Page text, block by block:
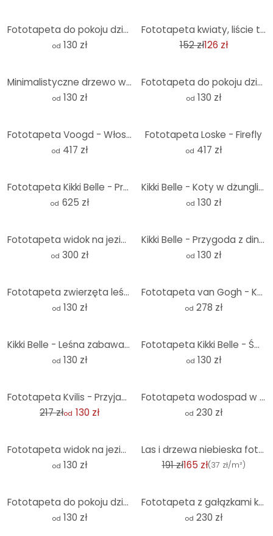
Fototapeta do pokoju dziecięcego Mały miś z balonem - Magnusson - Okrągła - tapeta flizelinowa/tapet
od 130 zł
Fototapeta kwiaty, liście tapeta z włókniny natura matowa w kolorze beżowym 2,70 x 1,59 m
152 zł126 zł
Minimalistyczne drzewo w spokojnym krajobrazie | Fototapeta natura - Mąka - okrągła - tapeta flizeli
od 130 zł
Fototapeta do pokoju dziecięcego - Podwodna przygoda z morskimi zwierzętami - Oliver Robins - Okrągł
od 130 zł
Fototapeta Voogd - Włoski krajobraz z sosnami parasolowymi
od 417 zł
Fototapeta Loske - Firefly
od 417 zł
Fototapeta Kikki Belle - Przygoda z dinozaurami
od 625 zł
Kikki Belle - Koty w dżungli - Fototapeta okrągła - tapeta flizelinowa/tapeta flizelinowa samoprzyle
od 130 zł
Fototapeta widok na jezioro - tapeta krajobraz - piwnica
od 300 zł
Kikki Belle - Przygoda z dinozaurami - Okrągła fototapeta - tapeta flizelinowa/tapeta flizelinowa sa
od 130 zł
Fototapeta zwierzęta leśne - leśna fototapeta do pokoju dziecięcego - Kvilis - Round - tapeta flizel
od 130 zł
Fototapeta van Gogh - Kwiat migdałowca ochra
od 278 zł
Kikki Belle - Leśna zabawa - Fototapeta okrągła - tapeta flizelinowa/tapeta flizelinowa samoprzylepn
od 130 zł
Fototapeta Kikki Belle - Świat zwierząt - Okrągła - tapeta flizelinowa/tapeta flizelinowa samoprzyle
od 130 zł
Fototapeta Kvilis - Przyjaciele zwierząt w lesie
217 złod 130 zł
Fototapeta wodospad w lesie - krajobraz - Fototapeta
od 230 zł
Fototapeta widok na jezioro - krajobraz tapeta okrągła - piwnica - tapeta flizelinowa/tapeta flizeli
od 130 zł
Las i drzewa niebieska fototapeta z włókniny do kuchni, salonu
191 zł165 zł(37 zł/m²)
Fototapeta do pokoju dziecięcego Oliver Robins - Arka Noego - okrągła - tapeta flizelinowa/tapeta fl
od 130 zł
Fototapeta z gałązkami kwiatowymi na złotym tle w stylu vintage - Paksoylu
od 230 zł